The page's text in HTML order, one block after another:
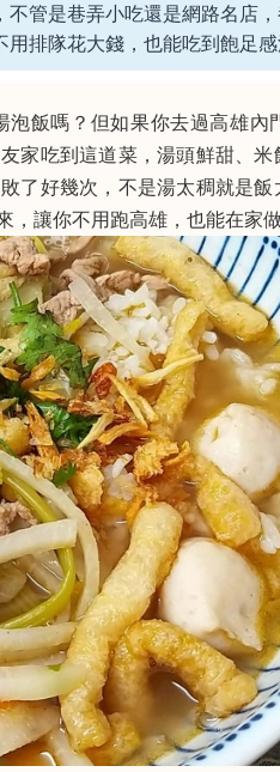
管是巷弄小吃還是網路名店
排隊花大錢，也能吃到飽足感
飯嗎？但如果你去過高雄內
家吃到這道菜，湯頭鮮甜、
了好幾次，不是湯太稠就是
讓你不用跑高雄，也能在家做